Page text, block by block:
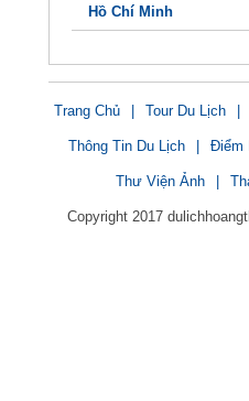
Hồ Chí Minh
Trang Chủ Tour Du Lịch
Thông Tin Du Lịch Điểm
Thư Viện Ảnh
Copyright 2017